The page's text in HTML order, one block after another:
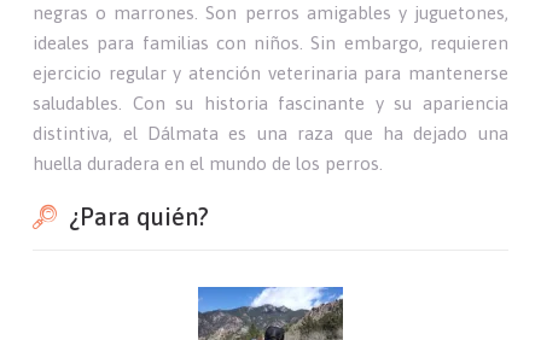
negras o marrones. Son perros amigables y juguetones,
ideales para familias con niños. Sin embargo, requieren
ejercicio regular y atención veterinaria para mantenerse
saludables. Con su historia fascinante y su apariencia
distintiva, el Dálmata es una raza que ha dejado una
huella duradera en el mundo de los perros.
¿Para quién?